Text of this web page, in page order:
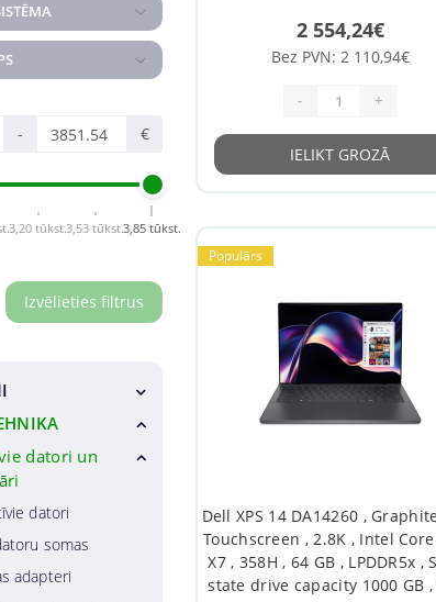
- €
3,20 tūkst.3,53 tūkst.3,85 tūkst.
Izvēlieties filtrus
telefonu
piederumi
maciņi
datori un
datori
somas
adapteri
2 554,24€
Bez PVN: 2 110,94€
- +
IELIKT GROZĀ
Populārs
Dell XPS 14 DA14260 ,
Touchscreen , 2.8K , Intel
X7 , 358H , 64 GB , LPDDR5x ,
state drive capacity 1000 GB